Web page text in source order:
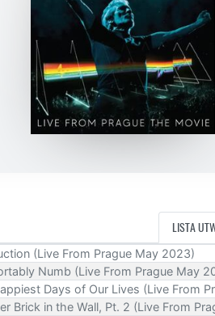
LISTA
(Live From Prague May 2023)
Numb (Live From Prague May
Days of Our Lives (Live From
Brick in the Wall, Pt. 2 (Live From